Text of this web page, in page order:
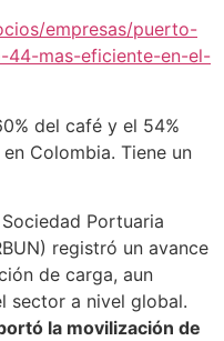
empresas/puerto-
44-mas-eficiente-en-el-
del café y el 54%
Colombia. Tiene un
Portuaria
registró un avance
de carga, aun
sector a nivel global.
la movilización de